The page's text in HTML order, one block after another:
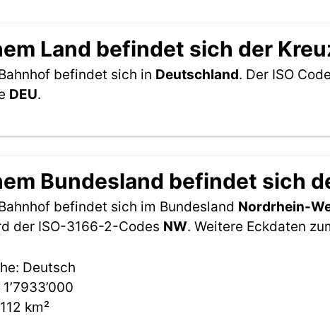
Land befindet sich der
befindet sich in Deutschland. Der ISO
DEU.
Bundesland befindet sich
befindet sich im Bundesland Nordrhein-
der ISO-3166-2-Codes NW. Weitere Eckdaten
Deutsch
km²